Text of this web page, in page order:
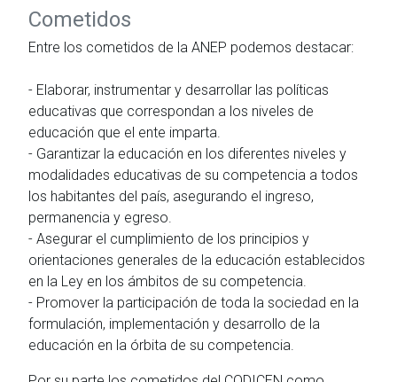
Cometidos
Entre los cometidos de la ANEP podemos destacar:
- Elaborar, instrumentar y desarrollar las políticas
educativas que correspondan a los niveles de
educación que el ente imparta.
- Garantizar la educación en los diferentes niveles y
modalidades educativas de su competencia a todos
los habitantes del país, asegurando el ingreso,
permanencia y egreso.
- Asegurar el cumplimiento de los principios y
orientaciones generales de la educación establecidos
en la Ley en los ámbitos de su competencia.
- Promover la participación de toda la sociedad en la
formulación, implementación y desarrollo de la
educación en la órbita de su competencia.